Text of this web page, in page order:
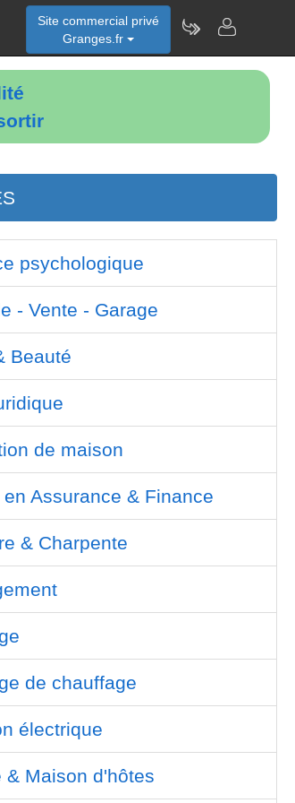
Site commercial privé
Granges.fr
psychologique
- Vente - Garage
Beauté
de maison
Assurance & Finance
& Charpente
de chauffage
électrique
& Maison d'hôtes